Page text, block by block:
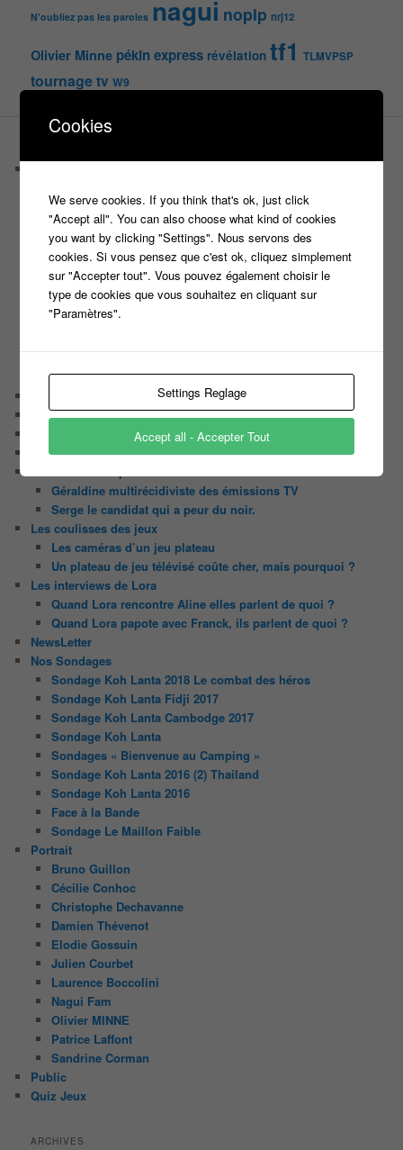
N'oubliez pas les paroles nagui noplp nrj12
Olivier Minne pékin express révélation tf1 TLMVPSP
tournagetv W9
C’est quoi un directeur de casting ?
Harry
Motus
Slam
C’est quoi un casting ?
Tous les castings
Les 12 coups de midi
Tout le monde veut prendre sa place
Contact
Le candidat masqué
Géraldine multirécidiviste des émissions TV
Serge le candidat qui a peur du noir.
Les coulisses des jeux
Les caméras d’un jeu plateau
Un plateau de jeu télévisé coûte cher, mais pourquoi ?
Les interviews de Lora
Quand Lora rencontre Aline elles parlent de quoi ?
Quand Lora papote avec Franck, ils parlent de quoi ?
NewsLetter
Nos Sondages
Sondage Koh Lanta 2018 Le combat des héros
Sondage Koh Lanta Fidji 2017
Sondage Koh Lanta Cambodge 2017
Sondage Koh Lanta
Sondages « Bienvenue au Camping »
Sondage Koh Lanta 2016 (2) Thailand
Sondage Koh Lanta 2016
Face à la Bande
Sondage Le Maillon Faible
Portrait
Bruno Guillon
Cécilie Conhoc
Christophe Dechavanne
Damien Thévenot
Elodie Gossuin
Julien Courbet
Laurence Boccolini
Nagui Fam
Olivier MINNE
Patrice Laffont
Sandrine Corman
Public
Quiz Jeux
ARCHIVES
Cookies
We serve cookies. If you think that's ok, just click
"Accept all". You can also choose what kind of cookies
you want by clicking "Settings". Nous servons des
cookies. Si vous pensez que c'est ok, cliquez simplement
sur "Accepter tout". Vous pouvez également choisir le
type de cookies que vous souhaitez en cliquant sur
"Paramètres".
Settings Reglage
Accept all - Accepter Tout